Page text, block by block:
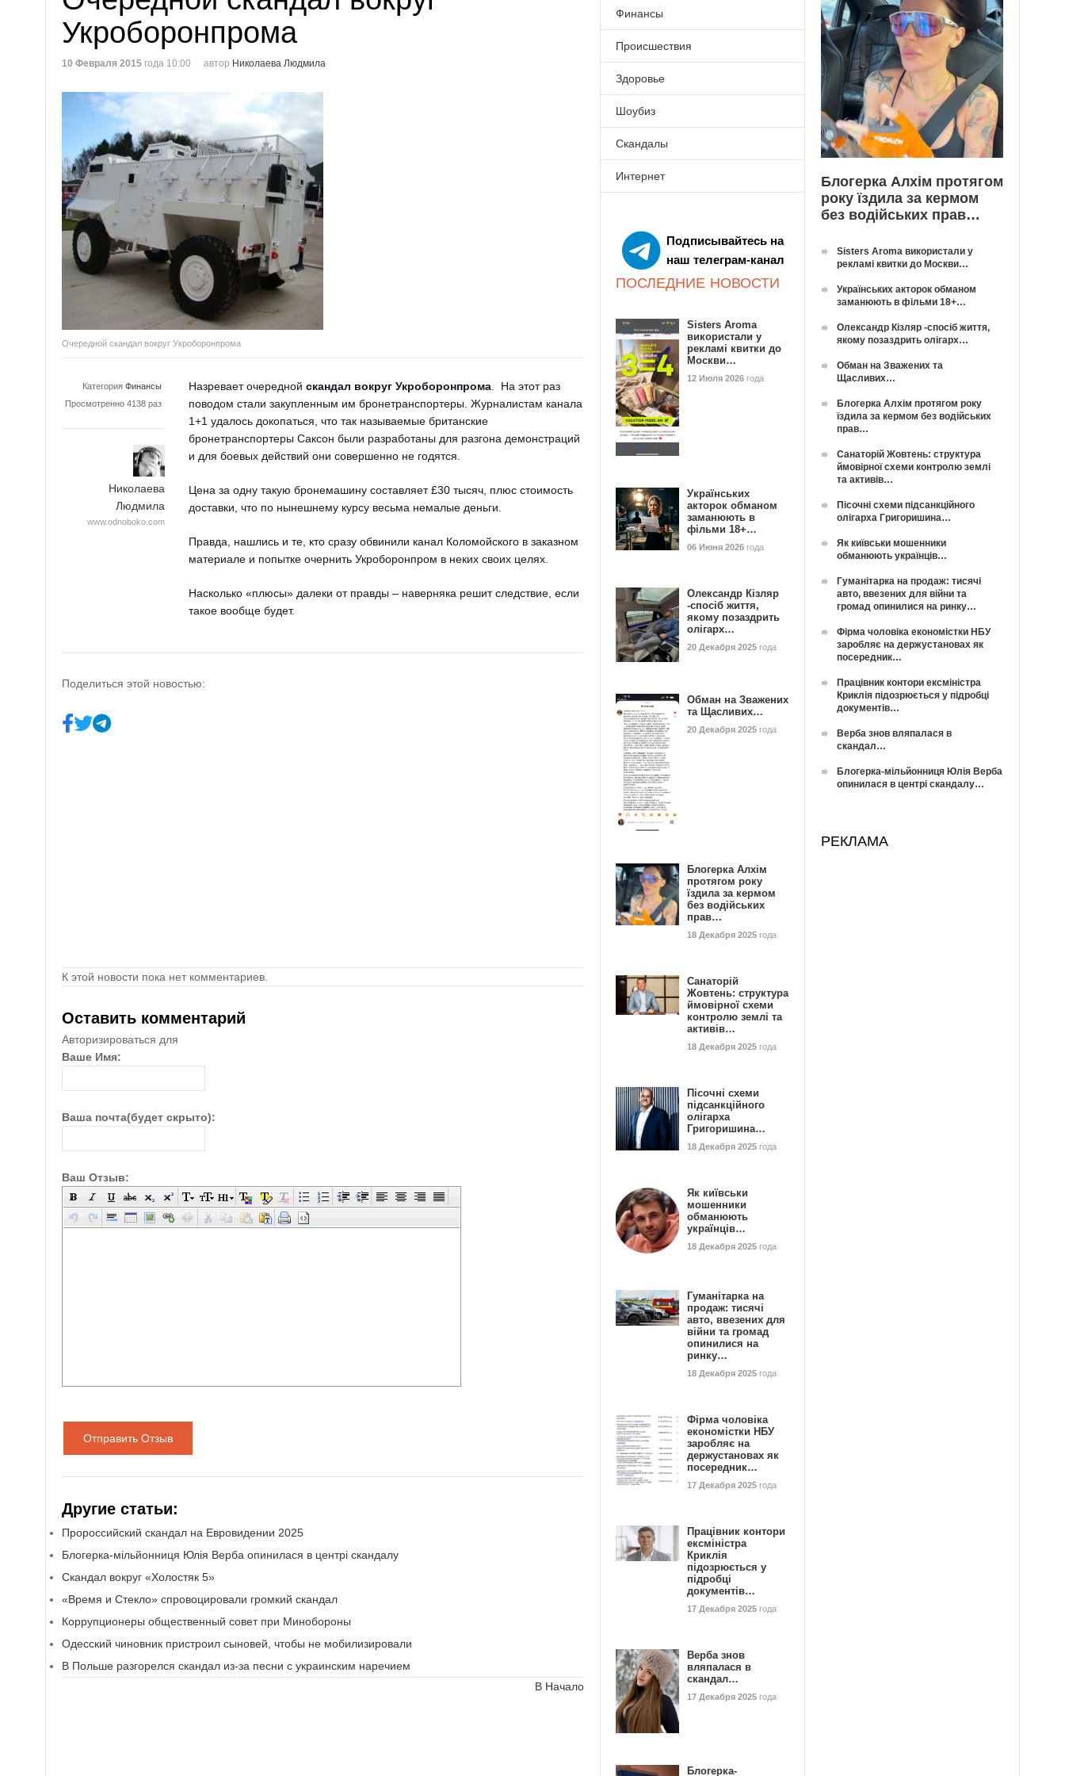
Укроборонпрома
10 Февраля 2015 года 10:00 автор Николаева Людмила
Очередной скандал вокруг Укроборонпрома
Категория Финансы
Просмотренно 4138 раз
Николаева
Людмила
www.odnoboko.com
Назревает очередной скандал вокруг Укроборонпрома . На этот раз
поводом стали закупленным им бронетранспортеры. Журналистам канала
1+1 удалось докопаться, что так называемые британские
бронетранспортеры Саксон были разработаны для разгона демонстраций
и для боевых действий они совершенно не годятся.
Цена за одну такую бронемашину составляет£30 тысяч, плюс стоимость
доставки что по нынешнему курсу весьма немалые деньги.
Правда, нашлись и те, кто сразу обвинили канал Коломойского в заказном
материале и попытке очернить Укроборонпром в неких своих целях.
Насколько «плюсы» далеки от правды – наверняка решит следствие, если
такое вообще будет.
Поделиться этой новостью:
К этой новости пока нет комментариев.
Оставить комментарий
Авторизироваться для
Ваше Имя:
Ваша почта(будет скрыто):
Ваш Отзыв:
Отправить Отзыв
Другие статьи:
Пророссийский скандал на Евровидении 2025
Блогерка-мільйонниця Юлія Верба опинилася в центрі скандалу
Скандал вокруг «Холостяк 5»
«Время и Стекло» спровоцировали громкий скандал
Коррупционеры общественный совет при Минобороны
Одесский чиновник пристроил сыновей, чтобы не мобилизировали
В Польше разгорелся скандал из-за песни с украинским наречием
В Начало
Финансы
Происшествия
Здоровье
Шоубиз
Скандалы
Интернет
Подписывайтесь на
наш телеграм-канал
ПОСЛЕДНИЕ НОВОСТИ
Sisters Aroma
використали у
рекламі квитки до
Москви…
12 Июля 2026 года
Українських
акторок обманом
заманюють в
фільми 18+…
06 Июня 2026 года
Олександр Кізляр
-спосіб життя,
якому позаздрить
олігарх…
20 Декабря 2025 года
Обман на Зважених
та Щасливих…
20 Декабря 2025 года
Блогерка Алхім
протягом року
їздила за кермом
без водійських
прав…
18 Декабря 2025 года
Санаторій
Жовтень: структура
ймовірної схеми
контролю землі та
активів…
18 Декабря 2025 года
Пісочні схеми
підсанкційного
олігарха
Григоришина…
18 Декабря 2025 года
Як київськи
мошенники
обманюють
українців…
18 Декабря 2025 года
Гуманітарка на
продаж: тисячі
авто, ввезених для
війни та громад
опинилися на
ринку…
18 Декабря 2025 года
Фірма чоловіка
економістки НБУ
заробляє на
держустановах як
посередник…
17 Декабря 2025 года
Працівник контори
ексміністра
Криклія
підозрюється у
підробці
документів…
17 Декабря 2025 года
Верба знов
вляпалася в
скандал…
17 Декабря 2025 года
Блогерка-
Блогерка Алхім протягом
року їздила за кермом
без водійських прав…
Sisters Aroma використали у
рекламі квитки до Москви…
Українських акторок обманом
заманюють в фільми 18+…
Олександр Кізляр -спосіб життя,
якому позаздрить олігарх…
Обман на Зважених та
Щасливих…
Блогерка Алхім протягом року
їздила за кермом без водійських
прав…
Санаторій Жовтень: структура
ймовірної схеми контролю землі
та активів…
Пісочні схеми підсанкційного
олігарха Григоришина…
Як київськи мошенники
обманюють українців…
Гуманітарка на продаж: тисячі
авто, ввезених для війни та
громад опинилися на ринку…
Фірма чоловіка економістки НБУ
заробляє на держустановах як
посередник…
Працівник контори ексміністра
Криклія підозрюється у підробці
документів…
Верба знов вляпалася в
скандал…
Блогерка-мільйонниця Юлія Верба
опинилася в центрі скандалу…
РЕКЛАМА